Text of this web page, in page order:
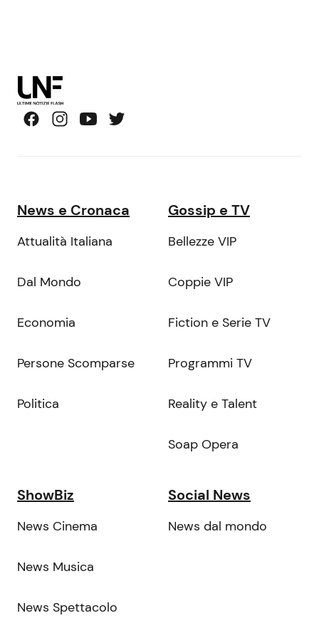
News e Cronaca
Attualità Italiana
Dal Mondo
Economia
Persone Scomparse
Politica
Gossip e TV
Bellezze VIP
Coppie VIP
Fiction e Serie TV
Programmi TV
Reality e Talent
Soap Opera
ShowBiz
News Cinema
News Musica
News Spettacolo
Social News
News dal mondo